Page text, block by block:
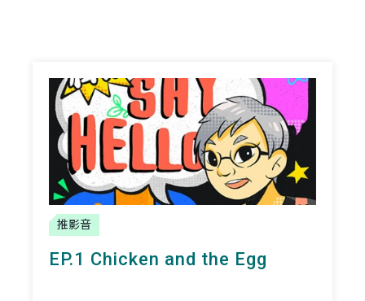
推影音
EP.1 Chicken and the Egg